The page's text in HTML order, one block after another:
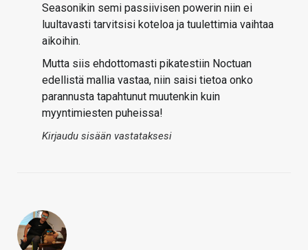
Seasonikin semi passiivisen powerin niin ei
luultavasti tarvitsisi koteloa ja tuulettimia vaihtaa
aikoihin.
Mutta siis ehdottomasti pikatestiin Noctuan
edellistä mallia vastaa, niin saisi tietoa onko
parannusta tapahtunut muutenkin kuin
myyntimiesten puheissa!
Kirjaudu sisään vastataksesi